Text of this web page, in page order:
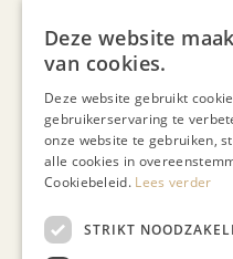
Deze website
van cookies.
Deze website gebruikt
gebruikerservaring te
onze website te gebruiken,
alle cookies in
Cookiebeleid. Lees verder
STRIKT